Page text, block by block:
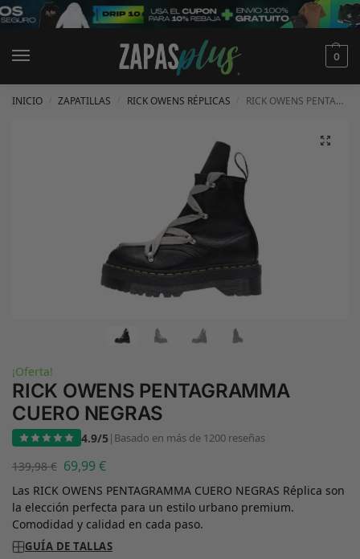
0
INICIO ZAPATILLAS RICK OWENS RÉPLICAS RICK OWENS PENTAGRAMMA CUERO NEGRAS
¡Oferta!
RICK OWENS PENTAGRAMMA
CUERO NEGRAS
4.9/5| Basado en más de 1200 reseñas
139,98€ 69,99€
Las RICK OWENS PENTAGRAMMA CUERO NEGRAS Réplica son
la elección perfecta para un estilo urbano premium.
Comodidad y calidad en cada paso.
GUÍA DE TALLAS